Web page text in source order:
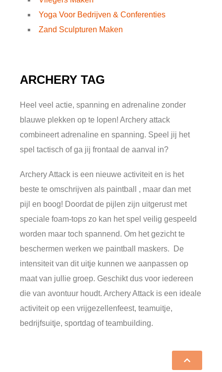
Yoga Voor Bedrijven & Conferenties
Zand Sculpturen Maken
ARCHERY TAG
Heel veel actie, spanning en adrenaline zonder
blauwe plekken op te lopen! Archery attack
combineert adrenaline en spanning. Speel jij het
spel tactisch of ga jij frontaal de aanval in?
Archery Attack is een nieuwe activiteit en is het
beste te omschrijven als paintball , maar dan met
pijl en boog! Doordat de pijlen zijn uitgerust met
speciale foam-tops zo kan het spel veilig gespeeld
worden maar toch spannend. Om het gezicht te
beschermen werken we paintball maskers. De
intensiteit van dit uitje kunnen we aanpassen op
maat van jullie groep. Geschikt dus voor iedereen
die van avontuur houdt. Archery Attack is een ideale
activiteit op een vrijgezellenfeest, teamuitje,
bedrijfsuitje, sportdag of teambuilding.